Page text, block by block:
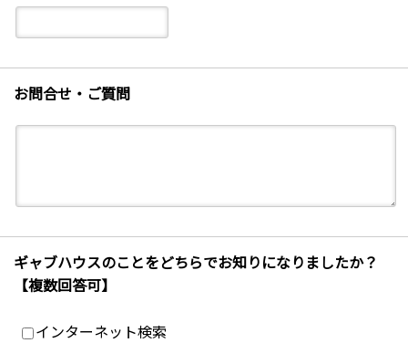
お問合せ・ご質問
ギャブハウスのことをどちらでお知りになりましたか？
【複数回答可】
インターネット検索